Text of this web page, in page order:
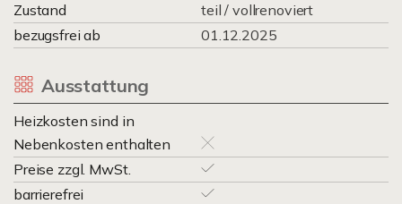
Zustand
teil / vollrenoviert
bezugsfrei ab
01.12.2025
Ausstattung
Heizkosten sind in
Nebenkosten enthalten
Preise zzgl. MwSt.
barrierefrei